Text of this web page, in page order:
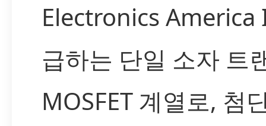
Electronics America
급하는 단일 소자 트
MOSFET 계열로, 첨